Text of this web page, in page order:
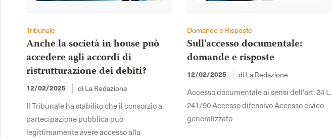
Tribunale
Anche la società in house può
accedere agli accordi di
ristrutturazione dei debiti?
12/02/2025 di La Redazione
Il Tribunale ha stabilito che il consorzio a
partecipazione pubblica può
legittimamente avere accesso alla
Domande e Risposte
Sull'accesso documentale:
domande e risposte
12/02/2025 di La Redazione
Accesso documentale ai sensi dell'art. 24 L.
241/90 Accesso difensivo Accesso civico
generalizzato